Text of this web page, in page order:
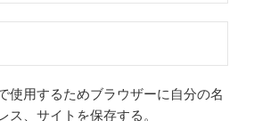
使用するためブラウザーに自分の名
ス、サイトを保存する。